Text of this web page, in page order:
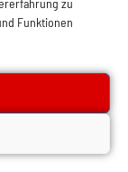
zu
Funktionen